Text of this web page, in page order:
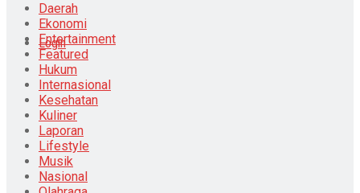
Login
Daerah
Ekonomi
Entertainment
Featured
Hukum
Internasional
Kesehatan
Kuliner
Laporan
Lifestyle
Musik
Nasional